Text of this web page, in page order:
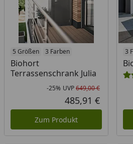
5 Größen 3 Farben
Biohort
Terrassenschrank Julia
Rabatt in
-25% UVP649,00 €
Aktueller
485,91 €
Zum Produkt
3